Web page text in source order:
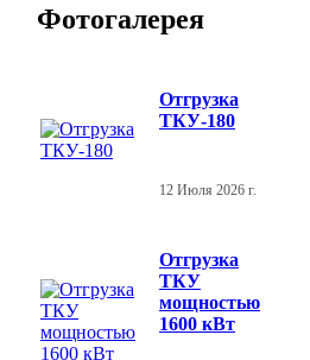
Фотогалерея
Отгрузка
ТКУ-180
12 Июля 2026 г.
Отгрузка
ТКУ
мощностью
1600 кВт